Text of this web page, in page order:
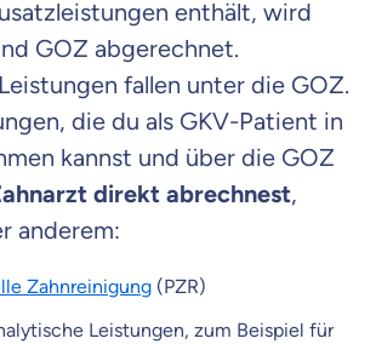
enthält, wird
GOZ abgerechnet.
fallen unter die GOZ.
die du als GKV-Patient in
kannst und über die GOZ
direkt abrechnest,
anderem:
Zahnreinigung (PZR)
Leistungen, zum Beispiel für